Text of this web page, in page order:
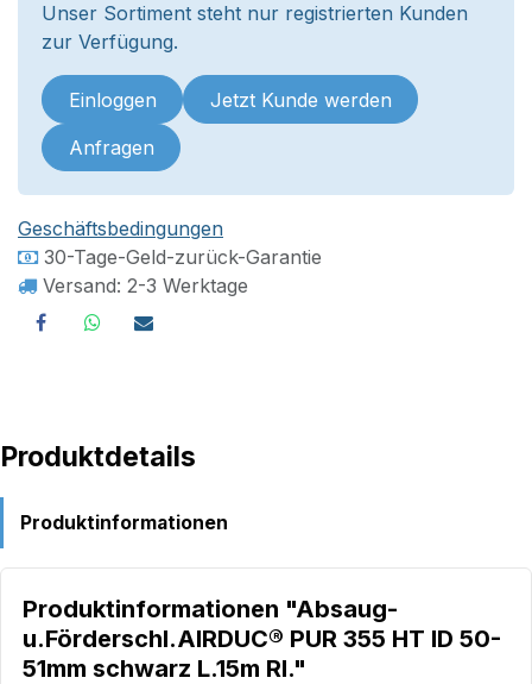
Unser Sortiment steht nur registrierten Kunden
zur Verfügung.
Einloggen Jetzt Kunde werden
Anfragen
Geschäftsbedingungen
30-Tage-Geld-zurück-Garantie
Versand: 2-3 Werktage
Produktdetails
Produktinformationen
Produktinformationen "Absaug-
u.Förderschl.AIRDUC® PUR 355 HT ID 50-
51mm schwarz L.15m Rl."